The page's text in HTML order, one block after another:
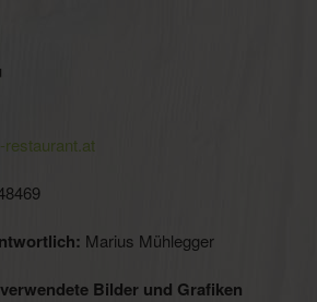
Marius Mühlegger
Bilder und Grafiken